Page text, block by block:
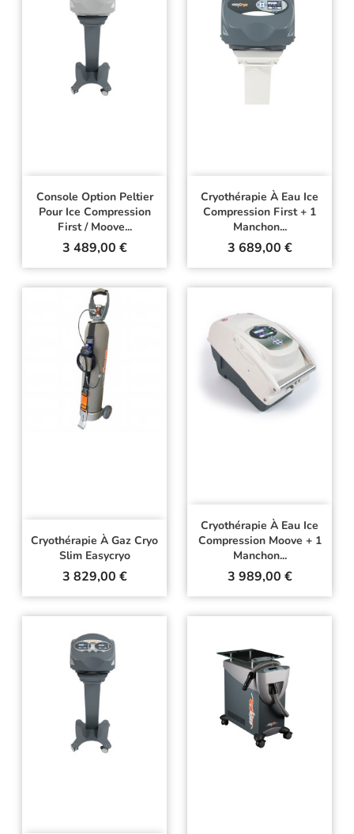
Console Option Peltier
Pour Ice Compression
First / Moove...
Prix
3 489,00 €
Cryothérapie À Eau Ice
Compression First + 1
Manchon...
Prix
3 689,00 €
Cryothérapie À Gaz Cryo
Slim Easycryo
Prix
3 829,00 €
Cryothérapie À Eau Ice
Compression Moove + 1
Manchon...
Prix
3 989,00 €